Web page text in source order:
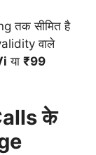
तक सीमित है
वाले
या ₹99
के